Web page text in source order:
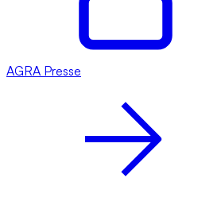
AGRA Presse